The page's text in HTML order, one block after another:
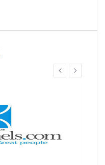
prev
next